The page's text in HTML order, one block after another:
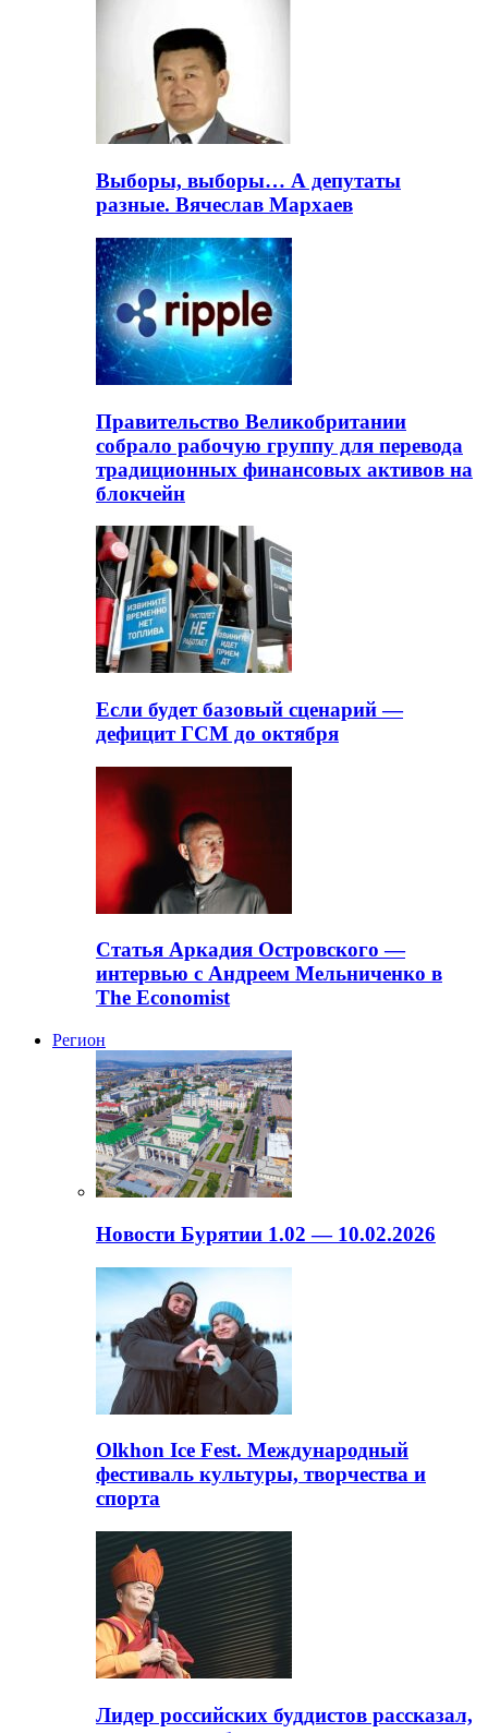
Выборы, выборы… А депутаты
разные. Вячеслав Мархаев
Правительство Великобритании
собрало рабочую группу для перевода
традиционных финансовых активов на
блокчейн
Если будет базовый сценарий —
дефицит ГСМ до октября
Статья Аркадия Островского —
интервью с Андреем Мельниченко в
The Economist
Регион
Новости Бурятии 1.02 — 10.02.2026
Olkhon Ice Fest. Международный
фестиваль культуры, творчества и
спорта
Лидер российских буддистов рассказал,